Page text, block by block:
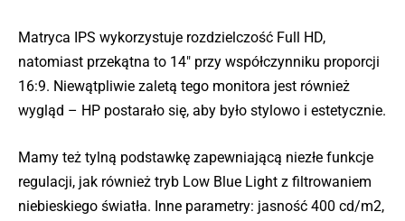
Matryca IPS wykorzystuje rozdzielczość Full HD,
natomiast przekątna to 14″ przy współczynniku proporcji
16:9. Niewątpliwie zaletą tego monitora jest również
wygląd – HP postarało się, aby było stylowo i estetycznie.
Mamy też tylną podstawkę zapewniającą niezłe funkcje
regulacji, jak również tryb Low Blue Light z filtrowaniem
niebieskiego światła. Inne parametry: jasność 400 cd/m2,